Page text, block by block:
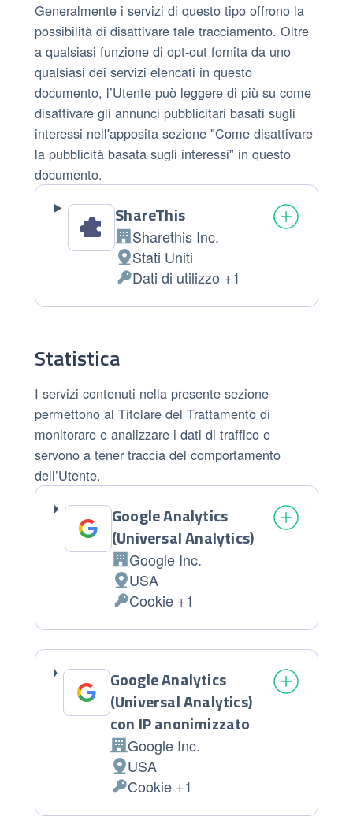
Generalmente i servizi di questo tipo offrono la
possibilità di disattivare tale tracciamento. Oltre
a qualsiasi funzione di opt-out fornita da uno
qualsiasi dei servizi elencati in questo
documento, l’Utente può leggere di più su come
disattivare gli annunci pubblicitari basati sugli
interessi nell'apposita sezione "Come disattivare
la pubblicità basata sugli interessi" in questo
documento.
ShareThis
Azienda:
Sharethis Inc.
Luogo del trattamento:
Stati Uniti
Dati Personali trattati:
Dati di utilizzo +1
Statistica
I servizi contenuti nella presente sezione
permettono al Titolare del Trattamento di
monitorare e analizzare i dati di traffico e
servono a tener traccia del comportamento
dell’Utente.
Google Analytics
(Universal Analytics)
Azienda:
Google Inc.
Luogo del trattamento:
USA
Dati Personali trattati:
Cookie +1
Google Analytics
(Universal Analytics)
con IP anonimizzato
Azienda:
Google Inc.
Luogo del trattamento:
USA
Dati Personali trattati:
Cookie +1